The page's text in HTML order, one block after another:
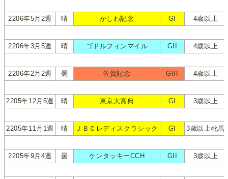
2206年5月2週 晴 かしわ記念 GI 4歳以上
2206年3月5週 晴 ゴドルフィンマイル GII 4歳以上
2206年2月2週 曇 佐賀記念 GIII 4歳以上
2205年12月5週 晴 東京大賞典 GI 3歳以上
2205年11月1週 晴 ＪＢＣレディスクラシック GI 3歳以上牝馬
2205年9月4週 曇 ケンタッキーCCH GII 3歳以上